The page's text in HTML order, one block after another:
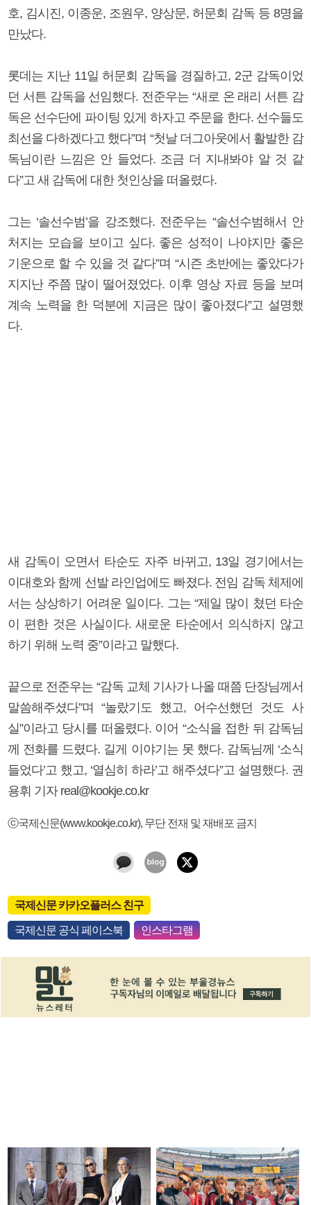
호, 김시진, 이종운, 조원우, 양상문, 허문회 감독 등 8명을
만났다.
롯데는 지난 11일 허문회 감독을 경질하고, 2군 감독이었
던 서튼 감독을 선임했다. 전준우는 “새로 온 래리 서튼 감
독은 선수단에 파이팅 있게 하자고 주문을 한다. 선수들도
최선을 다하겠다고 했다”며 “첫날 더그아웃에서 활발한 감
독님이란 느낌은 안 들었다. 조금 더 지내봐야 알 것 같
다”고 새 감독에 대한 첫인상을 떠올렸다.
그는 ‘솔선수범’을 강조했다. 전준우는 “솔선수범해서 안
처지는 모습을 보이고 싶다. 좋은 성적이 나야지만 좋은
기운으로 할 수 있을 것 같다”며 “시즌 초반에는 좋았다가
지지난 주쯤 많이 떨어졌었다. 이후 영상 자료 등을 보며
계속 노력을 한 덕분에 지금은 많이 좋아졌다”고 설명했
다.
새 감독이 오면서 타순도 자주 바뀌고, 13일 경기에서는
이대호와 함께 선발 라인업에도 빠졌다. 전임 감독 체제에
서는 상상하기 어려운 일이다. 그는 “제일 많이 쳤던 타순
이 편한 것은 사실이다. 새로운 타순에서 의식하지 않고
하기 위해 노력 중”이라고 말했다.
끝으로 전준우는 “감독 교체 기사가 나올 때쯤 단장님께서
말씀해주셨다”며 “놀랐기도 했고, 어수선했던 것도 사
실”이라고 당시를 떠올렸다. 이어 “소식을 접한 뒤 감독님
께 전화를 드렸다. 길게 이야기는 못 했다. 감독님께 ‘소식
들었다’고 했고, ‘열심히 하라’고 해주셨다”고 설명했다. 권
용휘 기자 real@kookje.co.kr
ⓒ국제신문(www.kookje.co.kr), 무단 전재 및 재배포 금지
국제신문 카카오플러스 친구
국제신문 공식 페이스북 인스타그램